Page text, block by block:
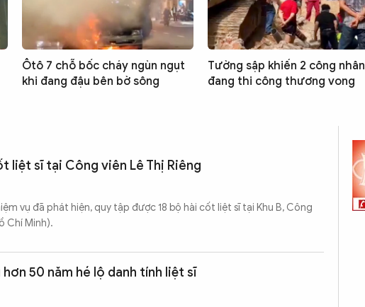
Ôtô 7 chỗ bốc cháy ngùn ngụt
khi đang đậu bên bờ sông
Tường sập khiến 2 công nhân
đang thi công thương vong
liệt sĩ tại Công viên Lê Thị Riêng
vụ đã phát hiện, quy tập được 18 bộ hài cốt liệt sĩ tại Khu B, Công
Chí Minh).
50 năm hé lộ danh tính liệt sĩ